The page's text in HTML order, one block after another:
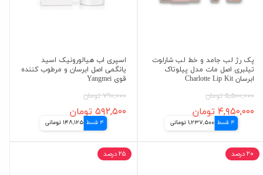
پک رژ لب جامد و خط لب شارلوت
تیلبری اصل مات مدل پیلوتاک
ابرسان Charlotte Lip Kit
۵,۵۰۰,۰۰۰ تومان
۴,۹۵۰,۰۰۰ تومان
4 قسط 1,237,500 تومانی
اسپری اب هیالورونیک اسید
یانگمی اصل ابرسان و مرطوب کننده
قوی Yangmei
۷۹۰,۰۰۰ تومان
۵۹۲,۵۰۰ تومان
4 قسط 148,125 تومانی
۲۰ درصد ۲۵ درصد